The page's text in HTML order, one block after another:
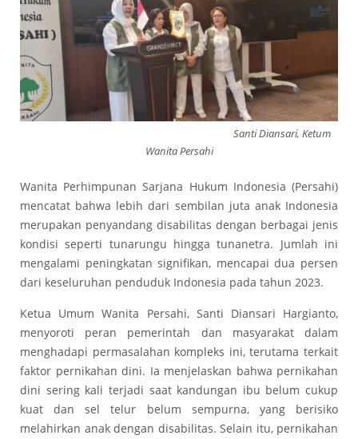
Santi Diansari, Ketum
Wanita Persahi
Wanita Perhimpunan Sarjana Hukum Indonesia (Persahi)
mencatat bahwa lebih dari sembilan juta anak Indonesia
merupakan penyandang disabilitas dengan berbagai jenis
kondisi seperti tunarungu hingga tunanetra. Jumlah ini
mengalami peningkatan signifikan, mencapai dua persen
dari keseluruhan penduduk Indonesia pada tahun 2023.
Ketua Umum Wanita Persahi, Santi Diansari Hargianto,
menyoroti peran pemerintah dan masyarakat dalam
menghadapi permasalahan kompleks ini, terutama terkait
faktor pernikahan dini. Ia menjelaskan bahwa pernikahan
dini sering kali terjadi saat kandungan ibu belum cukup
kuat dan sel telur belum sempurna, yang berisiko
melahirkan anak dengan disabilitas. Selain itu, pernikahan